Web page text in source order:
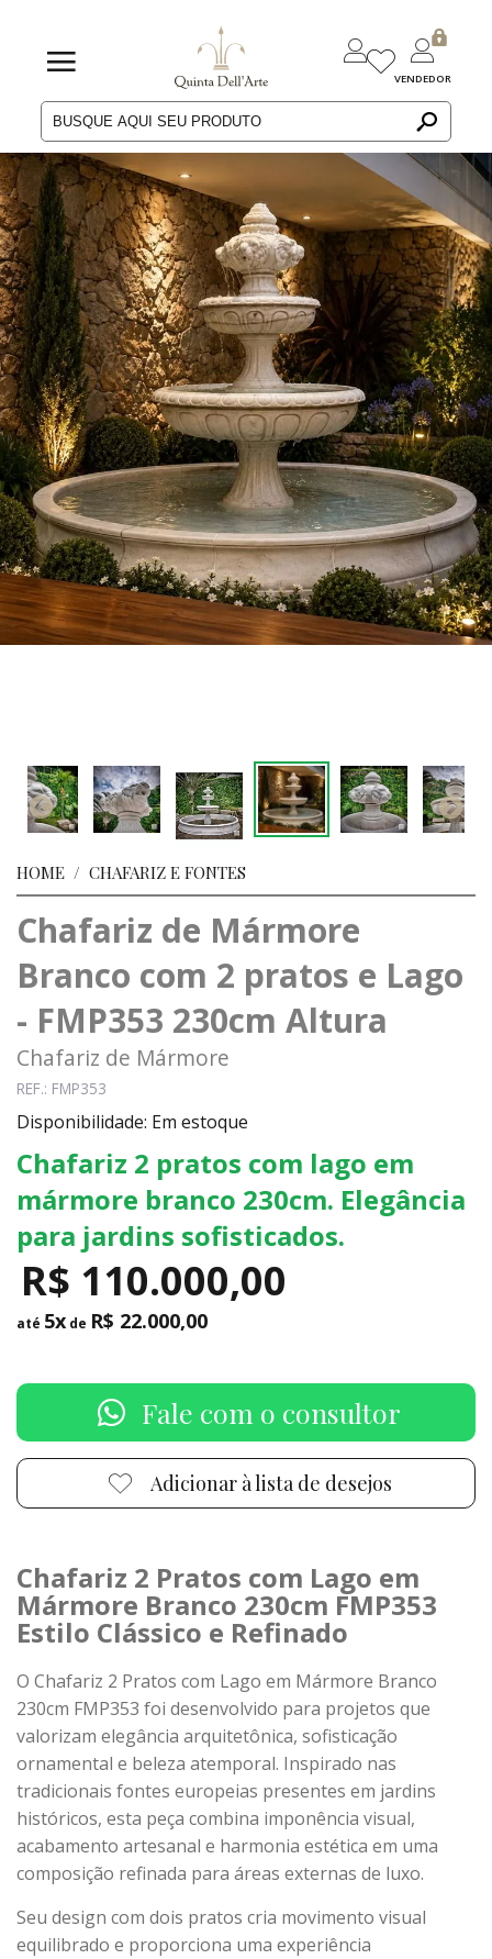
VENDEDOR
HOME / CHAFARIZ E FONTES
Chafariz de Mármore
Branco com 2 pratos e Lago
- FMP353 230cm Altura
Chafariz de Mármore
REF.: FMP353
Disponibilidade: Em estoque
Chafariz 2 pratos com lago em
mármore branco 230cm. Elegância
para jardins sofisticados.
R$ 110.000,00
até 5x de R$ 22.000,00
Fale com o consultor
Adicionar à lista de desejos
Chafariz 2 Pratos com Lago em
Mármore Branco 230cm FMP353
Estilo Clássico e Refinado
O Chafariz 2 Pratos com Lago em Mármore Branco
230cm FMP353 foi desenvolvido para projetos que
valorizam elegância arquitetônica, sofisticação
ornamental e beleza atemporal. Inspirado nas
tradicionais fontes europeias presentes em jardins
históricos, esta peça combina imponência visual,
acabamento artesanal e harmonia estética em uma
composição refinada para áreas externas de luxo.
Seu design com dois pratos cria movimento visual
equilibrado e proporciona uma experiência